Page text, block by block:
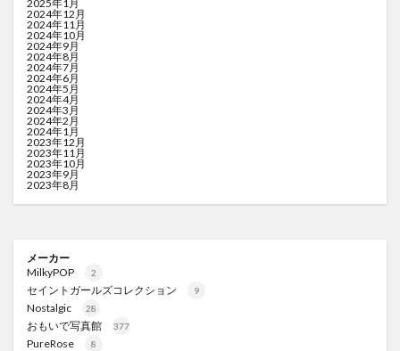
2025年1月
2024年12月
2024年11月
2024年10月
2024年9月
2024年8月
2024年7月
2024年6月
2024年5月
2024年4月
2024年3月
2024年2月
2024年1月
2023年12月
2023年11月
2023年10月
2023年9月
2023年8月
メーカー
MilkyPOP
2
セイントガールズコレクション 9
Nostalgic 28
おもいで写真館 377
PureRose 8